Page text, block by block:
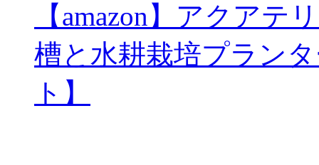
【amazon】アクアテ
槽と水耕栽培プラン
ト】